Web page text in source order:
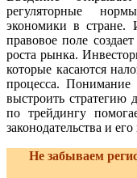
регуляторные
экономики в стране.
правовое поле
роста рынка.
которые касаются
процесса. Понимание
выстроить стратегию
по трейдингу
законодательства и
Не забываем